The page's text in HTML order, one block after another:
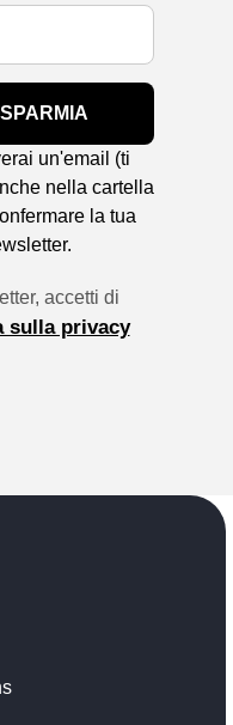
un'email (ti
nella cartella
la tua
accetti di
sulla privacy